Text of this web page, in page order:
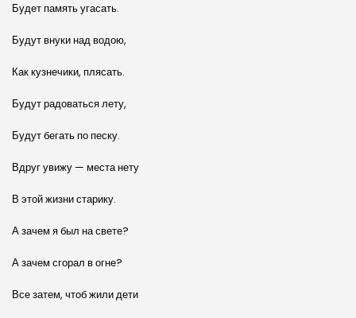
Будет память угасать.
Будут внуки над водою,
Как кузнечики, плясать.
Будут радоваться лету,
Будут бегать по песку.
Вдруг увижу — места нету
В этой жизни старику.
А зачем я был на свете?
А зачем сгорал в огне?
Все затем, чтоб жили дети